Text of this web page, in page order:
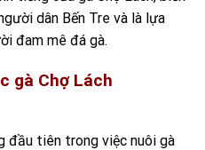
dân Bến Tre và là lựa
đam mê đá gà.
gà Chợ Lách
đầu tiên trong việc nuôi gà